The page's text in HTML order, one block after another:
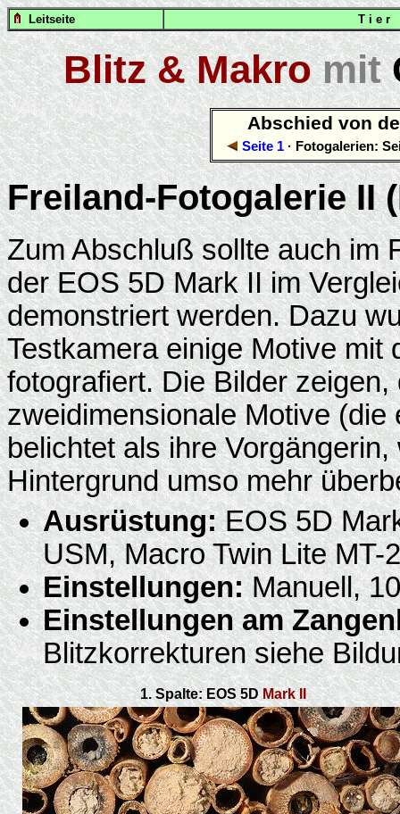
Leitseite T i e r
Blitz & Makromit
Abschied von
Seite 1 · Fotogalerien:
Freiland-Fotogalerie II
Zum Abschluß sollte auch im
der EOS 5D Mark II im
demonstriert werden. Dazu
Testkamera einige Motive
fotografiert. Die Bilder
zweidimensionale Motive
belichtet als ihre
Hintergrund umso mehr
Ausrüstung:EOS 5D
USM, Macro Twin Lite MT-
Einstellungen:Manuell,
Einstellungen am
Blitzkorrekturen siehe
1. Spalte: EOS 5DMark II